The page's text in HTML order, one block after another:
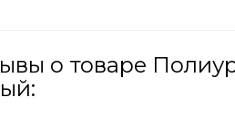
о товаре